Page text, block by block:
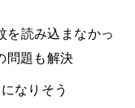
を読み込まなかっ
問題も解決
なりそう